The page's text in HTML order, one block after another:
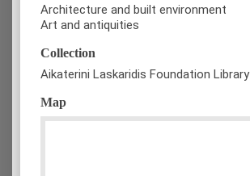
Architecture and built environment
Art and antiquities
Collection
Aikaterini Laskaridis Foundation Library
Map